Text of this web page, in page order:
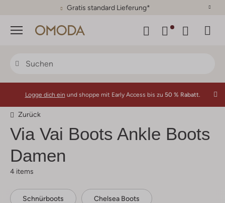
Gratis standard Lieferung*
Menü
Logge dich ein und shoppe mit Early Access bis zu 50 % Rabatt.
Zurück
Via Vai Boots Ankle Boots
Damen
4 items
Schnürboots Chelsea Boots